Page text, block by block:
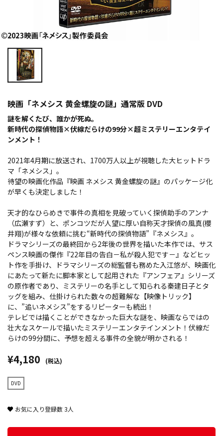
映画「ネメシス 黄金螺旋の謎」通常版 DVD
謎を解くたび、誰かが死ぬ。
新時代の探偵物語×伏線だらけの99分×超ミステリーエンタテイ
ンメント！
2021年4月期に放送され、1700万人以上が視聴した大ヒットドラ
マ「ネメシス」。
待望の映画化作品『映画 ネメシス 黄金螺旋の謎』のパッケージ化
が早くも決定しました！
天才的なひらめきで事件の真相を見破っていく探偵助手のアンナ
（広瀬すず）と、ポンコツだが人望に厚い自称天才探偵の風真(櫻
井翔)が様々な依頼に挑む“新時代の探偵物語”『ネメシス』。
ドラマシリーズの最終回から2年後の世界を描いた本作では、サス
ペンス映画の傑作『22年目の告白－私が殺人犯です－』などヒッ
ト作を手掛け、ドラマシリーズの総監督も務めた入江悠が、映画化
にあたって新たに脚本家として起用された『アンフェア』シリーズ
の原作者であり、ミステリーの名手として知られる秦建日子とタ
ッグを組み、仕掛けられた数々の超難解な【映像トリック】
に、”追いネメシス”をするリピーターも続出！
テレビでは描くことができなかった巨大な謎を、映画ならではの
壮大なスケールで描いたミステリーエンタテインメント！伏線だ
らけの99分間に、予想を超える事件の全貌が明かされる！
¥4,180 (税込)
DVD
お気に入り登録数3人